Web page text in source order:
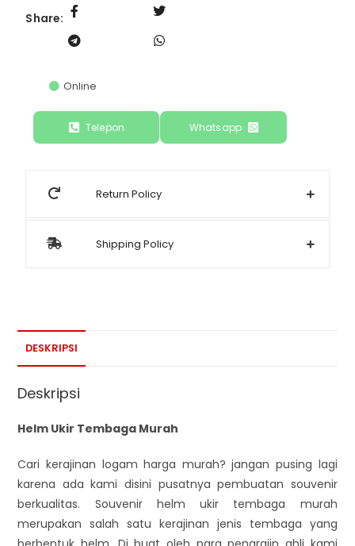
Share:
Online
Telepon Whatsapp
Return Policy
Shipping Policy
DESKRIPSI
Deskripsi
Helm Ukir Tembaga Murah
Cari kerajinan logam harga murah? jangan pusing lagi
karena ada kami disini pusatnya pembuatan souvenir
berkualitas. Souvenir helm ukir tembaga murah
merupakan salah satu kerajinan jenis tembaga yang